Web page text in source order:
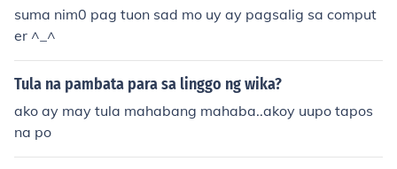
suma nim0 pag tuon sad mo uy ay pagsalig sa comput
er ^_^
Tula na pambata para sa linggo ng wika?
ako ay may tula mahabang mahaba..akoy uupo tapos
na po